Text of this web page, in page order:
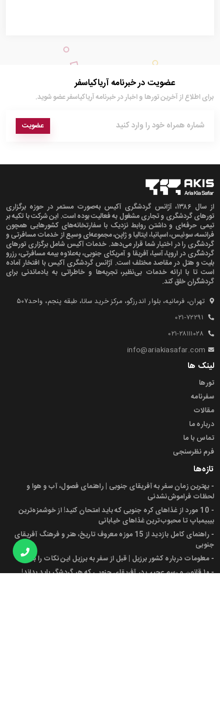
عضویت در خبرنامه آریاکیاسفر
برای اطلاع از آخرین تور‌ها و اخبار در خبرنامه آریاکیاسفر عضو شوید.
عضویت
از سال ۱۳۸۶، آژانس گردشگری آکیس به‌صورت مستمر در حوزه برگزاری
تورهای گردشگری و تجاری مشغول به فعالیت بوده است. این شرکت با تکیه بر
تیمی حرفه‌ای و داشتن روابط نزدیک با سفارتخانه‌های کشورهایی همچون
فرانسه، سوئیس، اسپانیا، ایتالیا و ژاپن، مجموعه‌ای وسیع از خدمات مسافرتی و
گردشگری را در اختیار شما قرار می‌دهد. خدمات آکیس شامل برگزاری تورهای
گردشگری در اروپا، آسیا، آفریقا و آمریکای جنوبی، به‌علاوه بیمه مسافرتی، رزرو
بلیت و هتل در مقاصد مختلف است. آژانس گردشگری آکیس با افتخار آماده
است تا با ارائه خدمات بی‌نظیر، تجربه‌ها و خاطراتی به یادماندنی برای
گردشگران خلق کند.
تهران، فرمانیه، بلوار اندرزگو، مرکز خرید سانا، طبقه پنجم، واحد۵۰۷‍
۰۲۱-۷۲۲۹۱
۰۲۱-۲۸۱۱۱۰۲۸
info@ariakiasafar.com
لینک ها
تورها
سفرنامه
مقالات
درباره ما
تماس با ما
فرم نظرسنجی
تازه‌ها
- بهترین زمان سفر به آفریقای جنوبی | راهنمای فصول، آب و هوا و
لحظات فراموش‌نشدنی
-
10 مورد از غذاهای کره جنوبی که باید امتحان کنید! از خوشمزه‌ترین
بیبیمباپ تا محبوب‌ترین غذاهای خیابانی
-
راهنمای کامل بازدید از 15 موزه معروف تاریخ، هنر و فرهنگ آفریقای
جنوبی
- معلومات درباره کشور برزیل | قبل از سفر به برزیل این نکات را بدانید!
-۱۰ قانون و رسم عجیب در آفریقای جنوبی که هر گردشگر باید بداند!